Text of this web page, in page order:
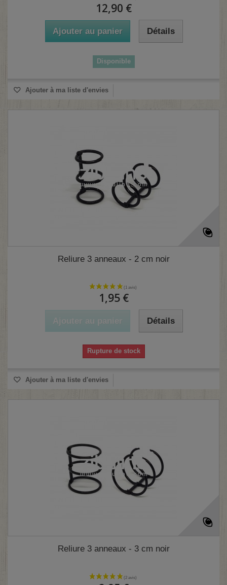
12,90 €
Ajouter au panier Détails
Disponible
Ajouter à ma liste d'envies
Reliure 3 anneaux - 2 cm noir
1,95 €
Ajouter au panier Détails
Rupture de stock
Ajouter à ma liste d'envies
Reliure 3 anneaux - 3 cm noir